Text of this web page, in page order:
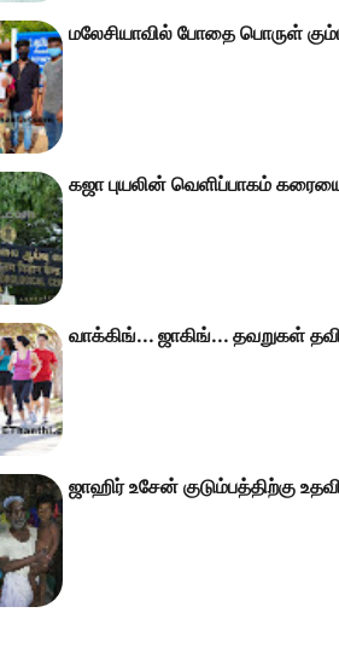
மலேசியாவில் போதை பொருள்
கஜா புயலின் வெளிப்பாகம்
வாக்கிங்... ஜாகிங்... தவறுகள்
ஜாஹிர் உசேன் குடும்பத்திற்கு